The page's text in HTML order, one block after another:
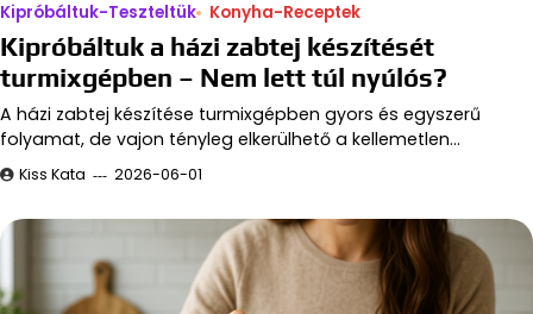
Kipróbáltuk-Teszteltük Konyha-Receptek
Kipróbáltuk a házi zabtej készítését
turmixgépben – Nem lett túl nyúlós?
A házi zabtej készítése turmixgépben gyors és egyszerű
folyamat, de vajon tényleg elkerülhető a kellemetlen…
Kiss Kata 2026-06-01